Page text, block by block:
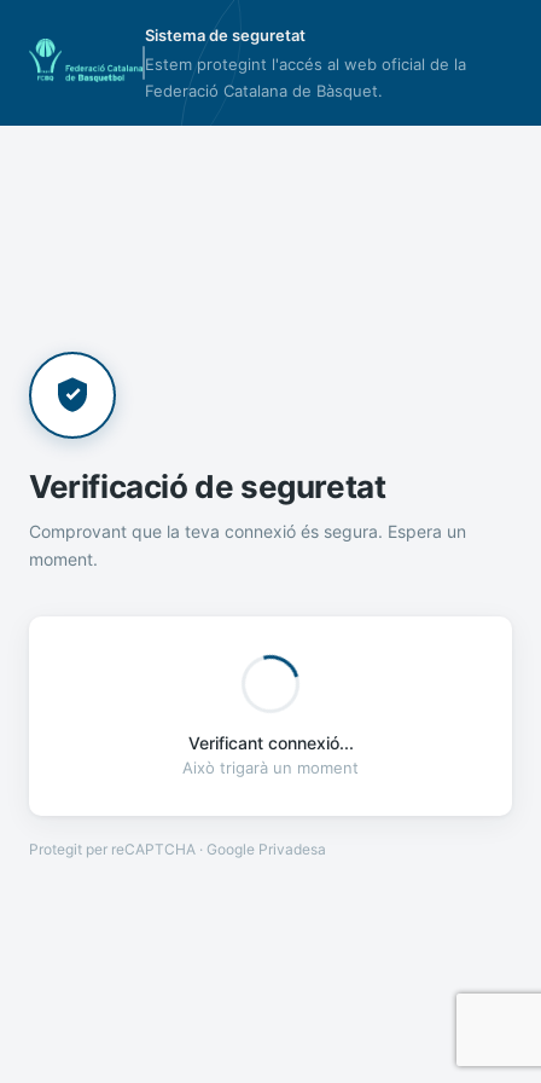
Sistema de seguretat
Estem protegint l'accés al web oficial de la
Federació Catalana de Bàsquet.
Verificació de seguretat
Comprovant que la teva connexió és segura. Espera un
moment.
Verificant connexió...
Això trigarà un moment
Protegit per reCAPTCHA · Google Privadesa